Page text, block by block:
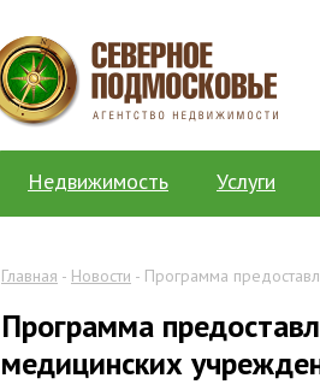
Недвижимость Услуги
Главная - Новости - Программа
Программа
медицинских